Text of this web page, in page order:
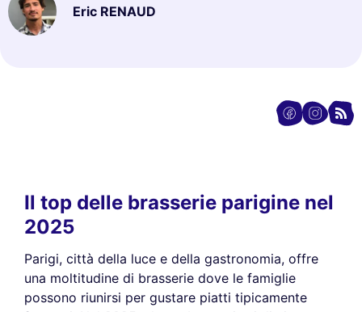
Eric RENAUD
Il top delle brasserie parigine nel
2025
Parigi, città della luce e della gastronomia, offre
una moltitudine di brasserie dove le famiglie
possono riunirsi per gustare piatti tipicamente